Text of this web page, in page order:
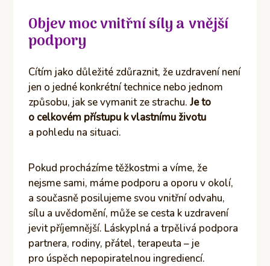
Objev moc vnitřní síly a vnější
podpory
Cítím jako důležité zdůraznit, že uzdravení není
jen o jedné konkrétní technice nebo jednom
způsobu, jak se vymanit ze strachu.Je to
o celkovém přístupu k vlastnímu životu
a pohledu na situaci.
Pokud procházíme těžkostmi a víme, že
nejsme sami, máme podporu a oporu v okolí,
a současně posilujeme svou vnitřní odvahu,
sílu a uvědomění, může se cesta k uzdravení
jevit příjemnější. Láskyplná a trpělivá podpora
partnera, rodiny, přátel, terapeuta – je
pro úspěch nepopiratelnou ingrediencí.